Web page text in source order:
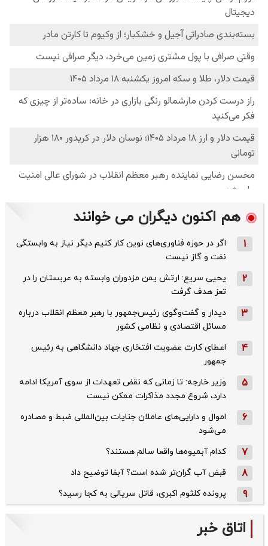
هم اکنون دیگران می خوانند
1
اگر در حوزه فناوری‌های نوین کار کنیم دیگر نیاز به وابستگی
نفت و گاز نیست
2
یحیی سریع: ارتش یمن مزدوران وابسته به عربستان را در
تعز هدف گرفت
3
دیدار و گفت‌وگوی رئیس‌جمهور با رهبر معظم انقلاب درباره
مسائل اقتصادی و نظامی کشور
4
اعطای کارت عضویت افتخاری جهاد دانشگاهی به رئیس‌
جمهور
5
وزیر خارجه: تا زمانی که نقض تعهدات از سوی آمریکا ادامه
دارد، شروع مجدد مذاکرات ممکن نیست
6
اموال و دارایی‌های عاملان جنایات بین‌المللی ضبط و مصادره
می‌شود
7 کدام آبمیوه‌ها واقعا سالم هستند؟
8 قبض آب گران‌تر شده است؟ آبفا توضیح داد
9 پرونده کلثوم اکبری، قاتل سریالی به کجا رسید؟
اتاق خبر